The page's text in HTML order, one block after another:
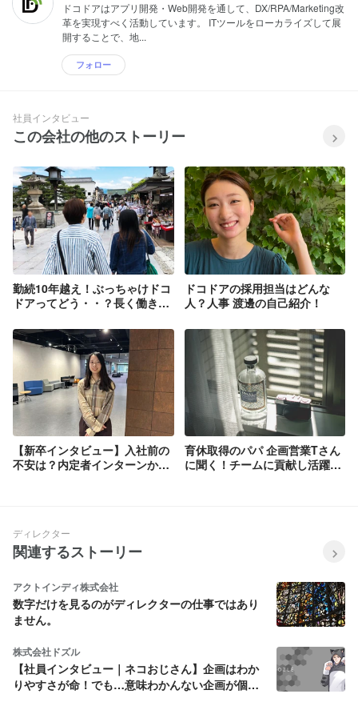
ドコドアはアプリ開発・Web開発を通して、DX/RPA/Marketing改
革を実現すべく活動しています。 ITツールをローカライズして展
開することで、地...
フォロー
社員インタビュー
この会社の他のストーリー
勤続10年越え！ぶっちゃけドコ
ドアってどう・・？長く働きた
ベテランWebデザイナー五十嵐
さんにドコドアのいい点、悪い
点をインタビュー！
ドコドアの採用担当はどんな
人？人事 渡邊の自己紹介！
【新卒インタビュー】入社前の
不安は？内定者インターンから
育休取得のパパ 企画営業Tさん
に聞く！チームに貢献し活躍す
ディレクター
関連するストーリー
アクトインディ株式会社
数字だけを見るのがディレクターの仕事ではあり
ません。
株式会社ドズル
【社員インタビュー｜ネコおじさん】企画はわか
りやすさが命！でも…意味わかんない企画が個人